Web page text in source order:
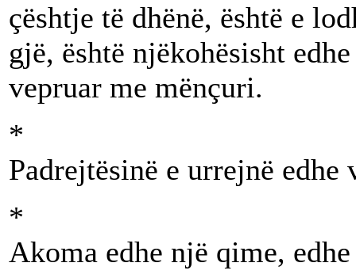
çështje të dhënë, është e
gjë, është njëkohësisht
vepruar me mënçuri.
*
Padrejtësinë e urrejnë edhe
*
Akoma edhe një qime,